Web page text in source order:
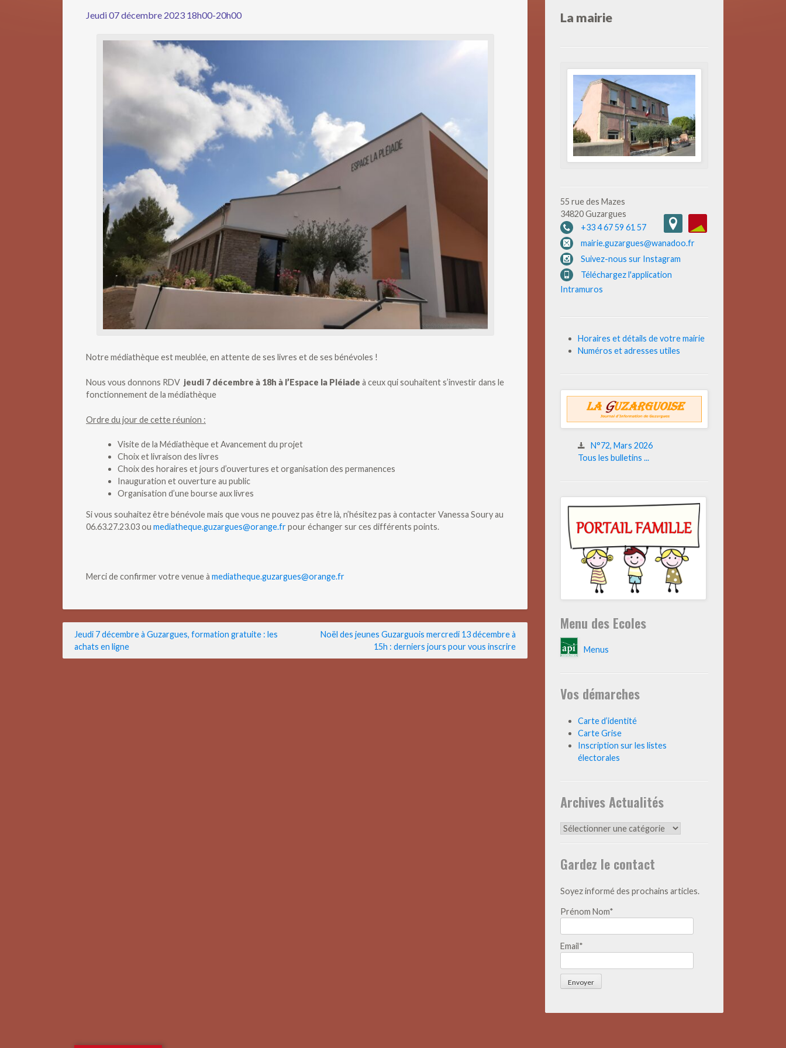
Jeudi 07 décembre 2023 18h00-20h00
Notre médiathèque est meublée, en attente de ses livres et de ses bénévoles !
Nous vous donnons RDV jeudi 7 décembre à 18h à l’Espace la Pléiade à ceux qui souhaitent s’investir dans le
fonctionnement de la médiathèque
Ordre du jour de cette réunion :
Visite de la Médiathèque et Avancement du projet
Choix et livraison des livres
Choix des horaires et jours d’ouvertures et organisation des permanences
Inauguration et ouverture au public
Organisation d’une bourse aux livres
Si vous souhaitez être bénévole mais que vous ne pouvez pas être là, n’hésitez pas à contacter Vanessa Soury au
06.63.27.23.03 ou mediatheque.guzargues@orange.frpour échanger sur ces différents points.
Merci de confirmer votre venue à mediatheque.guzargues@orange.fr
Navigation
de
Jeudi 7 décembre à Guzargues, formation gratuite : les
achats en ligne
Noël des jeunes Guzarguois mercredi 13 décembre à
15h : derniers jours pour vous inscrire
La mairie
55 rue des Mazes
34820 Guzargues
+33 4 67 59 61 57
mairie.guzargues@wanadoo.fr
Suivez-nous sur Instagram
Téléchargez l'application
Intramuros
Horaires et détails de votre mairie
Numéros et adresses utiles
N°72, Mars 2026
Tous les bulletins ...
Menu des Ecoles
Menus
Vos démarches
Carte d’identité
Carte Grise
Inscription sur les listes
électorales
Archives Actualités
Archives
Gardez le contact
Soyez informé des prochains articles.
Prénom Nom*
Email*